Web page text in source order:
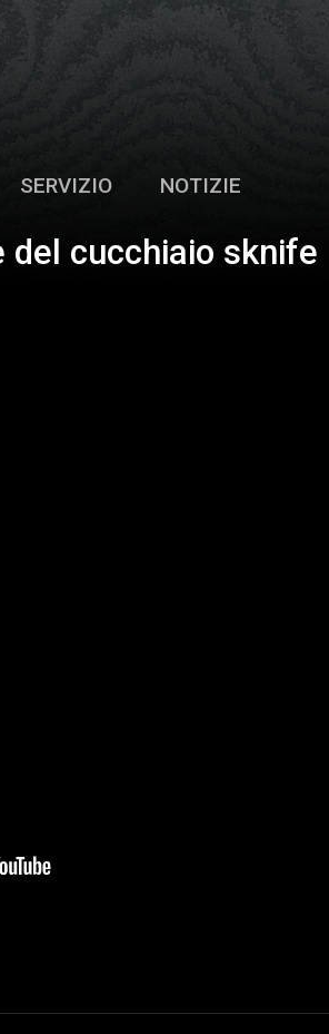
SERVIZIO NOTIZIE
del cucchiaio sknife